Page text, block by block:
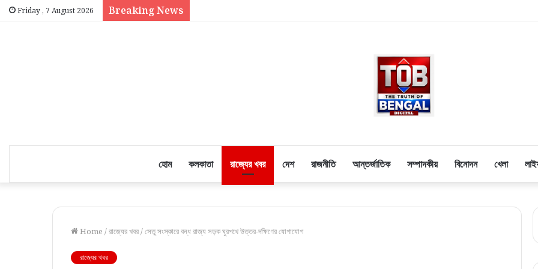
Friday , 7 August 2026 Breaking News
হোম কলকাতা রাজ্যের খবর দেশ রাজনীতি আন্তর্জাতিক সম্পাদকীয় বিনোদন খেলা
Home /রাজ্যের খবর/সেতু সংস্কারে বন্ধ রাজ্য সড়ক ঘুরপথে উত্তর-দক্ষিণের যোগাযোগ
রাজ্যের খবর